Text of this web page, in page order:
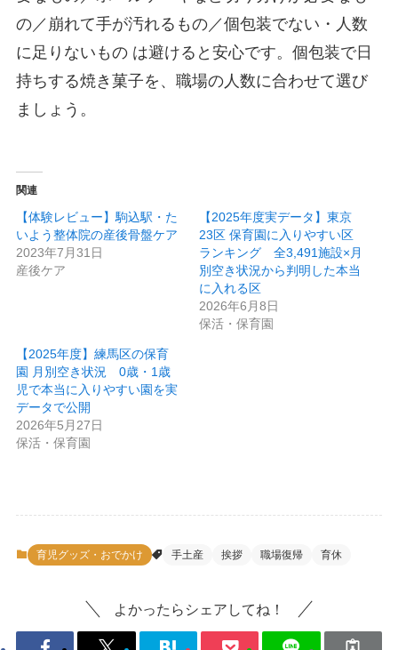
の／崩れて手が汚れるもの／個包装でない・人数
に足りないもの は避けると安心です。個包装で日
持ちする焼き菓子を、職場の人数に合わせて選び
ましょう。
関連
【体験レビュー】駒込駅・た
いよう整体院の産後骨盤ケア
2023年7月31日
産後ケア
【2025年度実データ】東京
23区 保育園に入りやすい区
ランキング 全3,491施設×月
別空き状況から判明した本当
に入れる区
2026年6月8日
保活・保育園
【2025年度】練馬区の保育
園 月別空き状況 0歳・1歳
児で本当に入りやすい園を実
データで公開
2026年5月27日
保活・保育園
育児グッズ・おでかけ 手土産 挨拶 職場復帰 育休
よかったらシェアしてね！